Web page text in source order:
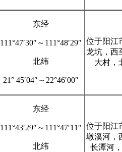
东经
111°47′30″～111°48′29″
北纬
21° 45′04″～22°46′00″
位于阳江
龙坑，西
大村，
东经
111°43′29″～111°47′11″
北纬
位于阳江
墩溪河，
长潭河